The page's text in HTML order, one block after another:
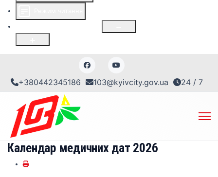
+380442345186 103@kyivcity.gov.ua 24 / 7
Календар медичних дат 2026